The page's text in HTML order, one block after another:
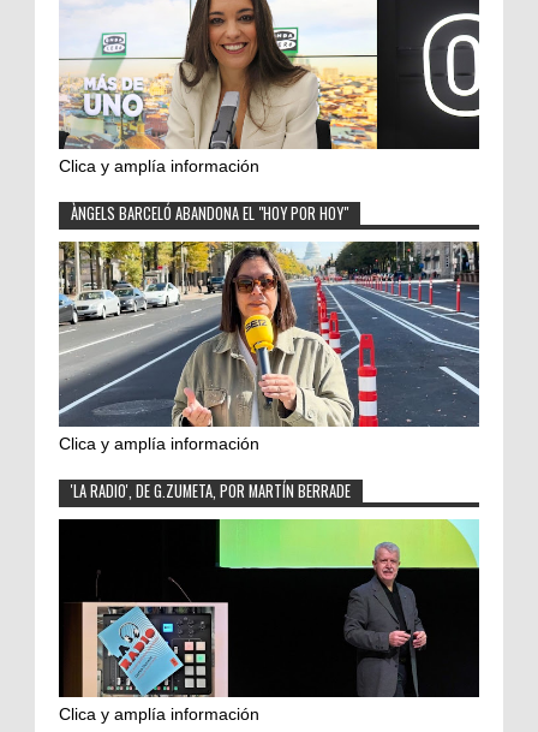
Clica y amplía información
ÀNGELS BARCELÓ ABANDONA EL "HOY POR HOY"
Clica y amplía información
'LA RADIO', DE G.ZUMETA, POR MARTÍN BERRADE
Clica y amplía información